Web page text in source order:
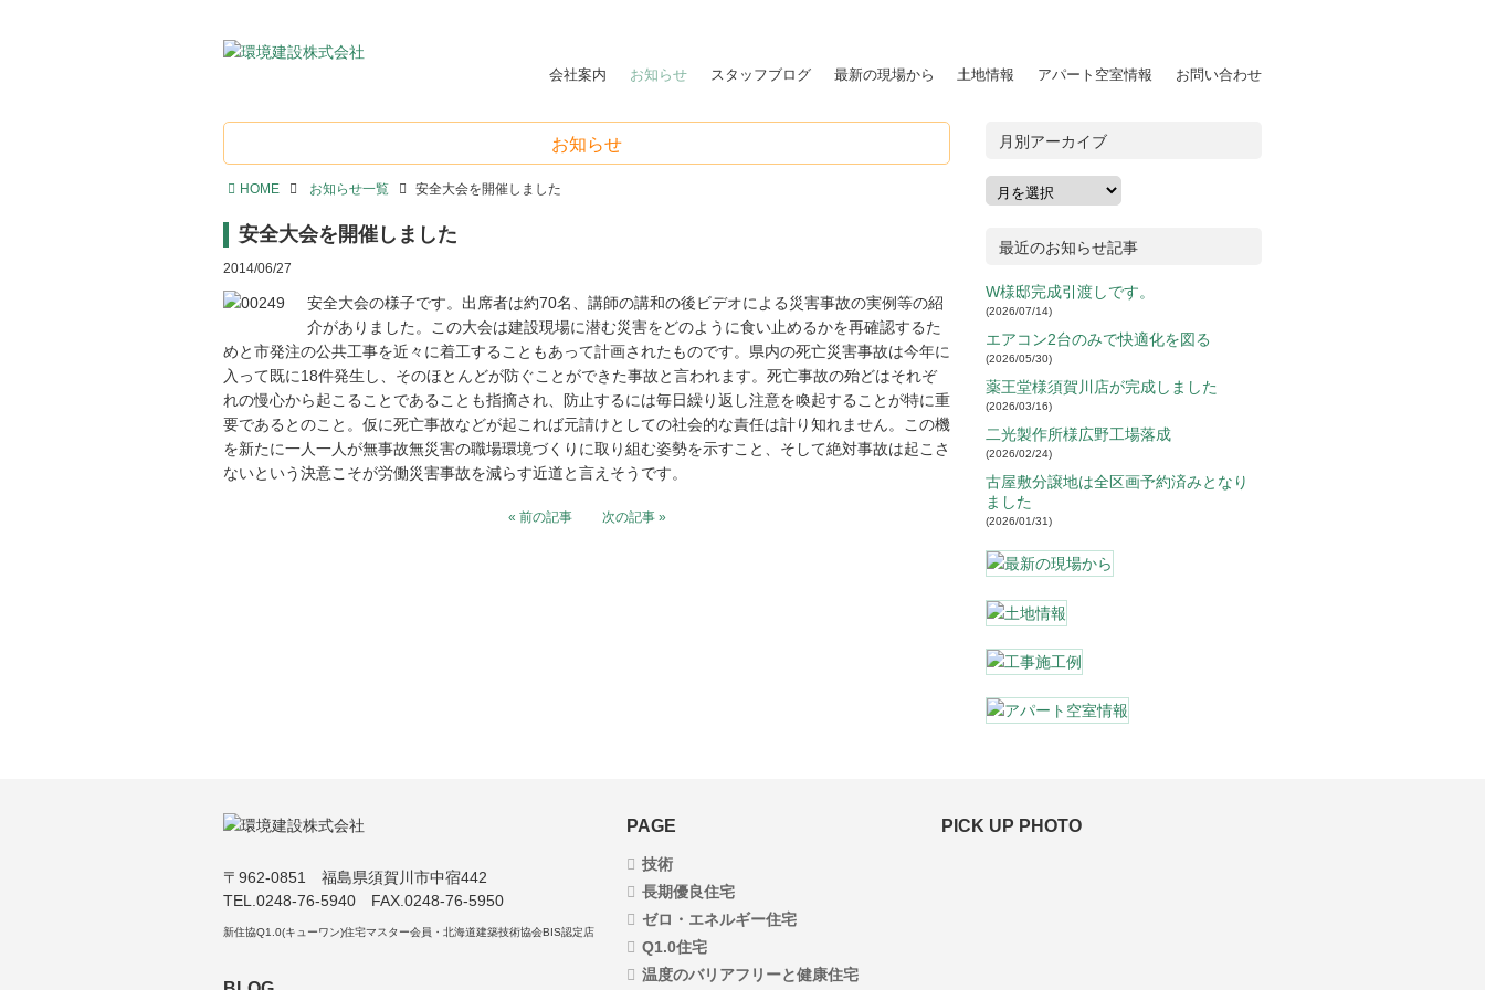
会社案内 お知らせ スタッフブログ 最新の現場から 土地情報 アパート空室情報 お問い合わせ
お知らせ
HOME お知らせ一覧 安全大会を開催しました
安全大会を開催しました
2014/06/27
安全大会の様子です。出席者は約70名、講師の講和の後ビデオによる災害事故の実例等の紹
介がありました。この大会は建設現場に潜む災害をどのように食い止めるかを再確認するた
めと市発注の公共工事を近々に着工することもあって計画されたものです。県内の死亡災害事故は今年に
入って既に18件発生し、そのほとんどが防ぐことができた事故と言われます。死亡事故の殆どはそれぞ
れの慢心から起こることであることも指摘され、防止するには毎日繰り返し注意を喚起することが特に重
要であるとのこと。仮に死亡事故などが起これば元請けとしての社会的な責任は計り知れません。この機
を新たに一人一人が無事故無災害の職場環境づくりに取り組む姿勢を示すこと、そして絶対事故は起こさ
ないという決意こそが労働災害事故を減らす近道と言えそうです。
« 前の記事 次の記事 »
月別アーカイブ
最近のお知らせ記事
W様邸完成引渡しです。
2026/07/14
エアコン2台のみで快適化を図る
2026/05/30
薬王堂様須賀川店が完成しました
2026/03/16
二光製作所様広野工場落成
2026/02/24
古屋敷分譲地は全区画予約済みとなり
ました
2026/01/31
〒962-0851 福島県須賀川市中宿442
TEL.0248-76-5940 FAX.0248-76-5950
新住協Q1.0(キューワン)住宅マスター会員・北海道建築技術協会BIS認定店
PAGE
技術
長期優良住宅
ゼロ・エネルギー住宅
Q1.0住宅
温度のバリアフリーと健康住宅
PICK UP PHOTO